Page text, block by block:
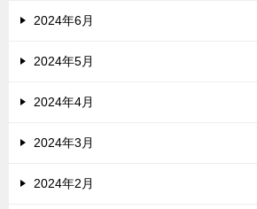
2024年6月
2024年5月
2024年4月
2024年3月
2024年2月